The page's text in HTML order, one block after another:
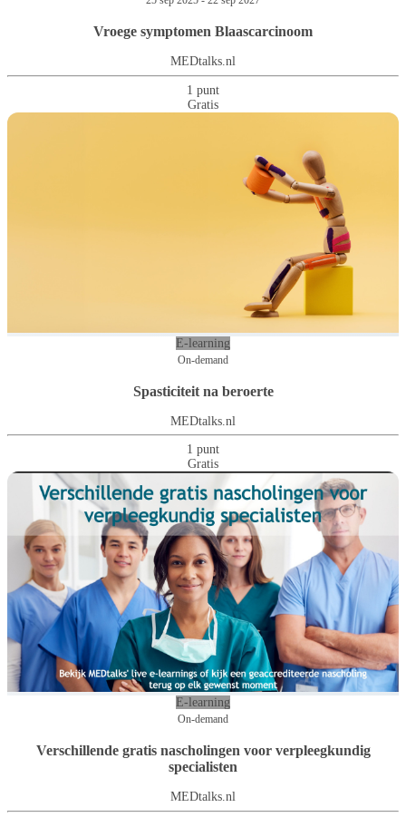
Vroege symptomen Blaascarcinoom
MEDtalks.nl
1 punt
Gratis
E-learning
On-demand
Spasticiteit na beroerte
MEDtalks.nl
1 punt
Gratis
E-learning
On-demand
Verschillende gratis nascholingen voor verpleegkundig
specialisten
MEDtalks.nl